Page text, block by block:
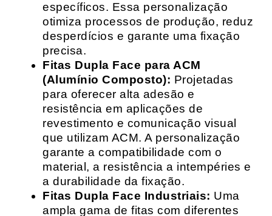
específicos. Essa personalização
otimiza processos de produção, reduz
desperdícios e garante uma fixação
precisa.
Fitas Dupla Face para ACM
(Alumínio Composto): Projetadas
para oferecer alta adesão e
resistência em aplicações de
revestimento e comunicação visual
que utilizam ACM. A personalização
garante a compatibilidade com o
material, a resistência a intempéries e
a durabilidade da fixação.
Fitas Dupla Face Industriais: Uma
ampla gama de fitas com diferentes